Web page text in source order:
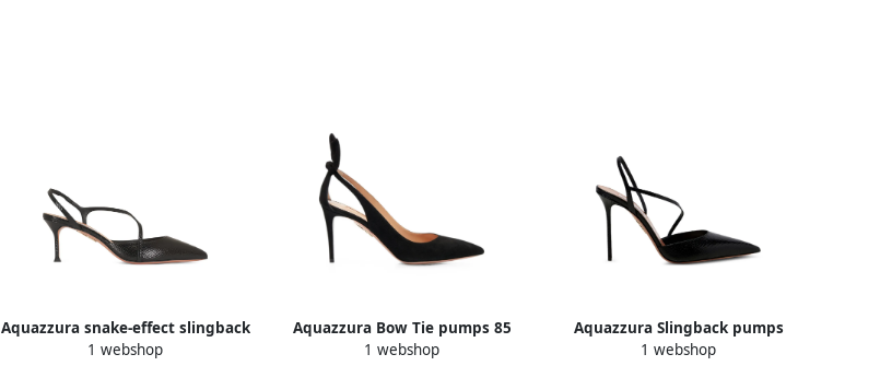
Aquazzura snake-effect slingback
pumps Zwart
1 webshop
Aquazzura Bow Tie pumps 85
Zwart
1 webshop
Aquazzura Slingback pumps
Zwart
1 webshop